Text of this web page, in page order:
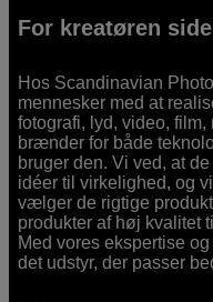
For kreatøren
Hos Scandinavian
mennesker med at
fotografi, lyd, video,
brænder for både
bruger den. Vi ved, at
idéer til virkelighed, og
vælger de rigtige
produkter af høj kvalitet
Med vores ekspertise
det udstyr, der passer